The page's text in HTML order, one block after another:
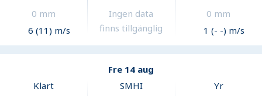
0 mm
6 (11) m/s
Ingen data
finns tillgänglig
0 mm
1 (- -) m/s
Fre 14 aug
Klart
SMHI Yr